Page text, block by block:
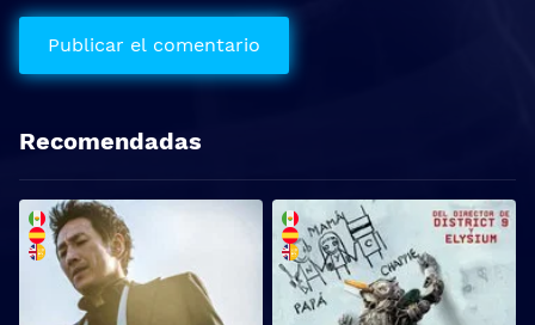
Recomendadas